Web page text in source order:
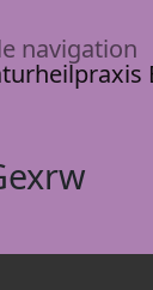
navigation